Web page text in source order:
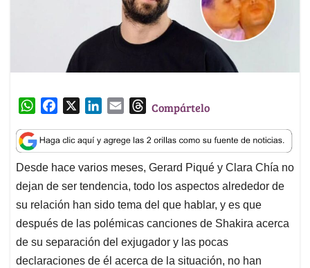
W
a
t
s
A
p
p
c
e
b
o
o
k
n
k
e
d
I
n
a
i
l
T
r
e
a
d
s
Compártelo
Desde hace varios meses, Gerard Piqué y Clara Chía no
dejan de ser tendencia, todo los aspectos alrededor de
su relación han sido tema del que hablar, y es que
después de las polémicas canciones de Shakira acerca
de su separación del exjugador y las pocas
declaraciones de él acerca de la situación, no han